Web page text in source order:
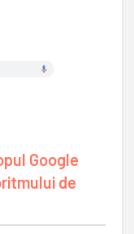
Google
de